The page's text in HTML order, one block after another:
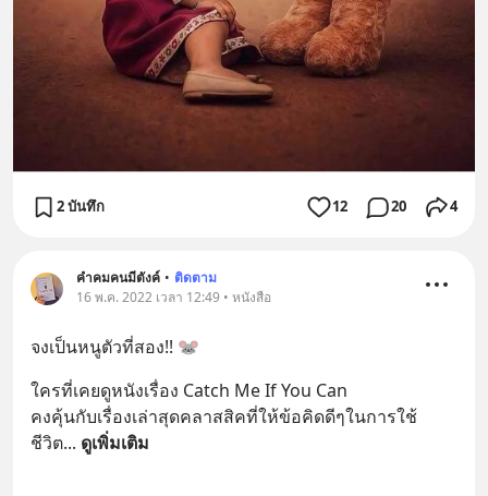
2 บันทึก 12 20 4
คำคมคนมีตังค์ • ติดตาม
16 พ.ค. 2022 เวลา 12:49 • หนังสือ
จงเป็นหนูตัวที่สอง!! 🐭
ใครที่เคยดูหนังเรื่อง Catch Me If You Can⁣
คงคุ้นกับเรื่องเล่าสุดคลาสสิคที่ให้ข้อคิดดีๆในการใช้
ชีวิต⁣... ดูเพิ่มเติม